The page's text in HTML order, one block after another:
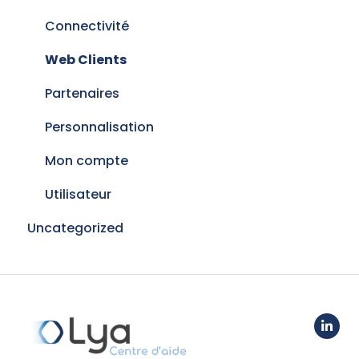
Gestion Electronique de Documents
Signatures électroniques
Fusion de contacts
Connectivité
Web Clients
Partenaires
Personnalisation
Mon compte
Utilisateur
Uncategorized